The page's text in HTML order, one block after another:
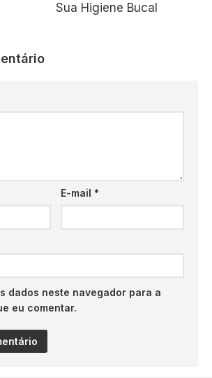
Sua Higiene Bucal
E-mail*
dados neste navegador para a
eu comentar.